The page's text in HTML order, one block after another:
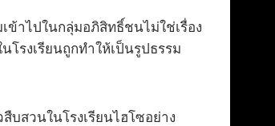
าไปในกลุ่มอภิสิทธิ์ชนไม่ใช่เรื่อง
รงเรียนถูกทำให้เป็นรูปธรรม
บสวนในโรงเรียนไฮโซอย่าง